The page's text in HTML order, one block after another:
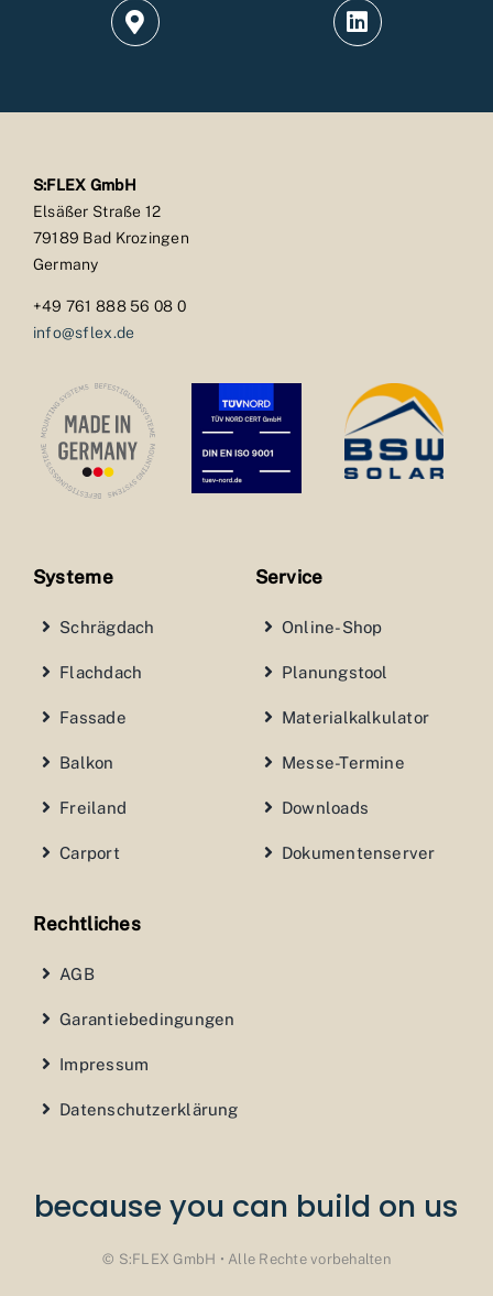
S:FLEX GmbH
Elsäßer Straße 12
79189 Bad Krozingen
Germany
+49 761 888 56 08 0
info@sflex.de
Systeme
Schrägdach
Flachdach
Fassade
Balkon
Freiland
Carport
Service
Online-Shop
Planungstool
Materialkalkulator
Messe-Termine
Downloads
Dokumentenserver
Rechtliches
AGB
Garantiebedingungen
Impressum
Datenschutzerklärung
because you can build on us
© S:FLEX GmbH • Alle Rechte vorbehalten